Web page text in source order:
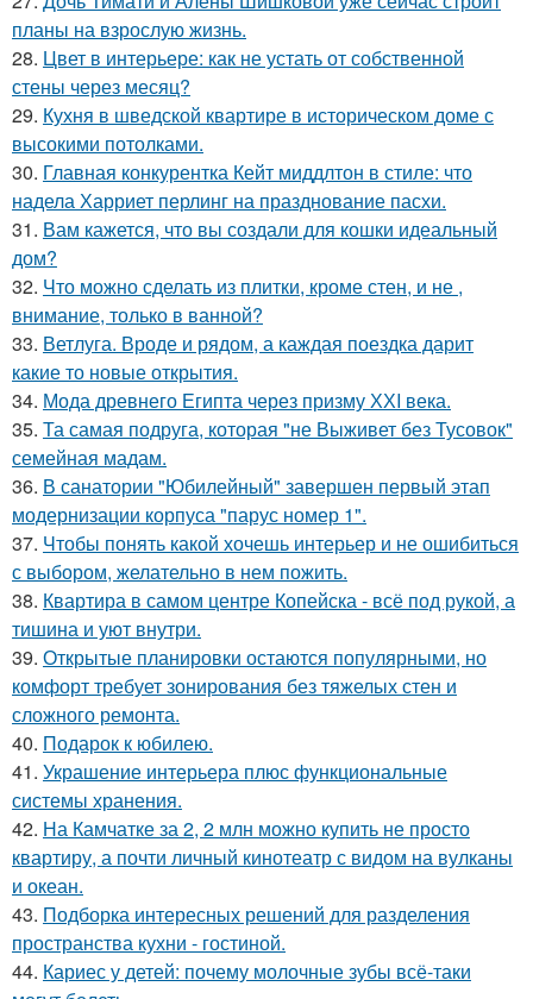
планы на взрослую жизнь.
28. Цвет в интерьере: как не устать от собственной
стены через месяц?
29. Кухня в шведской квартире в историческом доме с
высокими потолками.
30. Главная конкурентка Кейт миддлтон в стиле: что
надела Харриет перлинг на празднование пасхи.
31. Вам кажется, что вы создали для кошки идеальный
дом?
32. Что можно сделать из плитки, кроме стен, и не ,
внимание, только в ванной?
33. Ветлуга. Вроде и рядом, а каждая поездка дарит
какие то новые открытия.
34. Мода древнего Египта через призму ХХI века.
35. Та самая подруга, которая "не Выживет без Тусовок"
семейная мадам.
36. В санатории "Юбилейный" завершен первый этап
модернизации корпуса "парус номер 1".
37. Чтобы понять какой хочешь интерьер и не ошибиться
с выбором, желательно в нем пожить.
38. Квартира в самом центре Копейска - всё под рукой, а
тишина и уют внутри.
39. Открытые планировки остаются популярными, но
комфорт требует зонирования без тяжелых стен и
сложного ремонта.
40. Подарок к юбилею.
41. Украшение интерьера плюс функциональные
системы хранения.
42. На Камчатке за 2, 2 млн можно купить не просто
квартиру, а почти личный кинотеатр с видом на вулканы
и океан.
43. Подборка интересных решений для разделения
пространства кухни - гостиной.
44. Кариес у детей: почему молочные зубы всё-таки